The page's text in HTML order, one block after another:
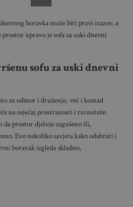
boravka može biti pravi izazov, a
upravo je sofa za uski dnevni
sofu za uski dnevni
za odmor i druženje, već i komad
na osjećaj prostranosti i ravnoteže.
da prostor djeluje zagušeno ili,
Evo nekoliko savjeta kako odabrati i
boravak izgleda skladno,